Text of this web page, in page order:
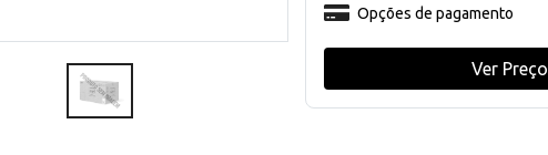
Opções de pagamento
Ver Preço